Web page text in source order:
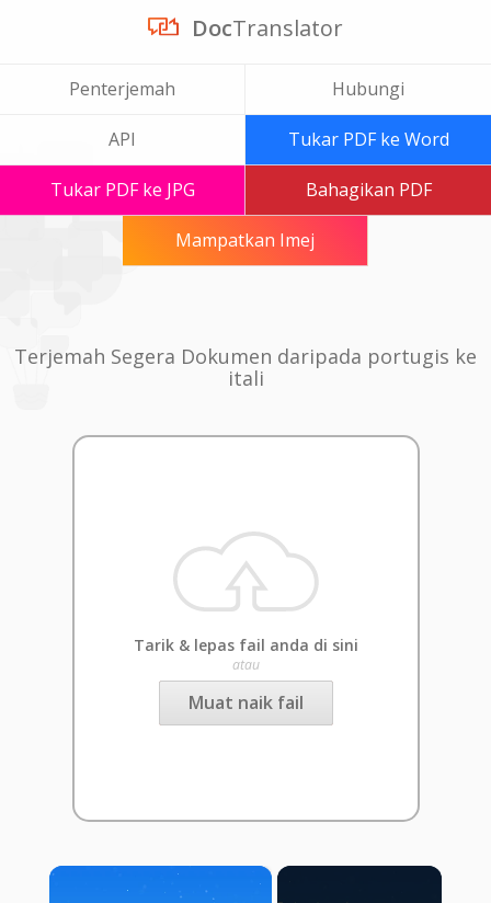
DocTranslator
Penterjemah Hubungi
API Tukar PDF ke Word
Tukar PDF ke JPG Bahagikan PDF
Mampatkan Imej
Terjemah Segera Dokumen daripada portugis ke
itali
Tarik & lepas fail anda di sini
atau
Muat naik fail
×